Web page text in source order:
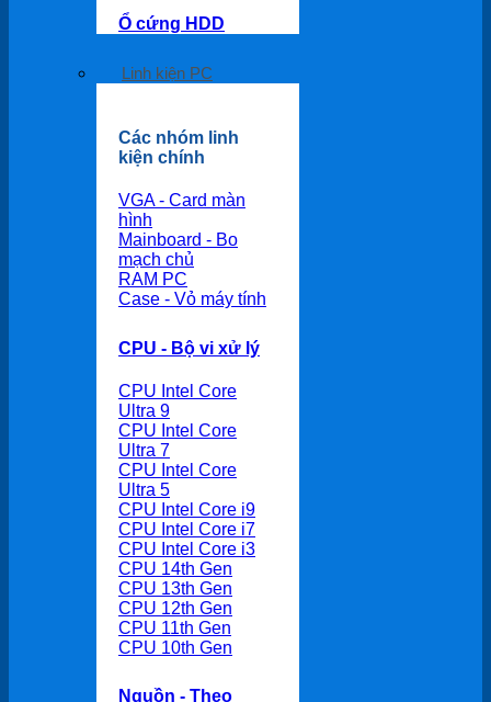
Ổ cứng HDD
Linh kiện PC
Các nhóm linh
kiện chính
VGA - Card màn
hình
Mainboard - Bo
mạch chủ
RAM PC
Case - Vỏ máy tính
CPU - Bộ vi xử lý
CPU Intel Core
Ultra 9
CPU Intel Core
Ultra 7
CPU Intel Core
Ultra 5
CPU Intel Core i9
CPU Intel Core i7
CPU Intel Core i3
CPU 14th Gen
CPU 13th Gen
CPU 12th Gen
CPU 11th Gen
CPU 10th Gen
Nguồn - Theo